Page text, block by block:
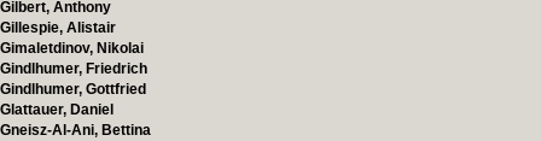
Gilbert, Anthony
Gillespie, Alistair
Gimaletdinov, Nikolai
Gindlhumer, Friedrich
Gindlhumer, Gottfried
Glattauer, Daniel
Gneisz-Al-Ani, Bettina